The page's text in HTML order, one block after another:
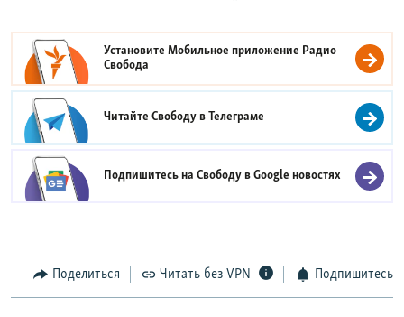
Установите Мобильное приложение Радио
Свобода
Читайте Свободу вТелеграме
Подпишитесь на Свободу вGoogle новостях
Поделиться Читать без VPN Подпишитесь